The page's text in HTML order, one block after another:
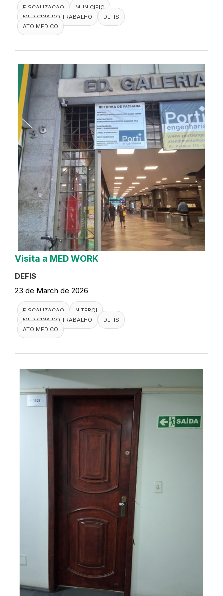
FISCALIZACAO
MUNICIPIO
MEDICINA DO TRABALHO
DEFIS
ATO MEDICO
Visita a MED WORK
DEFIS
23 de March de 2026
FISCALIZACAO
NITEROI
MEDICINA DO TRABALHO
DEFIS
ATO MEDICO